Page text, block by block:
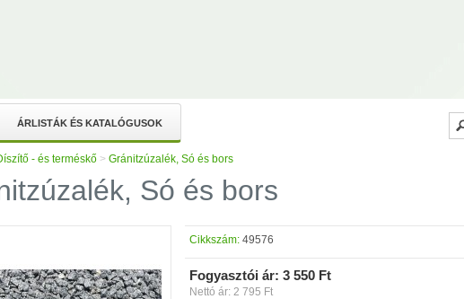
ÁRLISTÁK ÉS KATALÓGUSOK
- és terméskő > Gránitzúzalék, Só és bors
Só és bors
Cikkszám: 49576
Fogyasztói ár: 3 550 Ft
Nettó ár: 2 795 Ft